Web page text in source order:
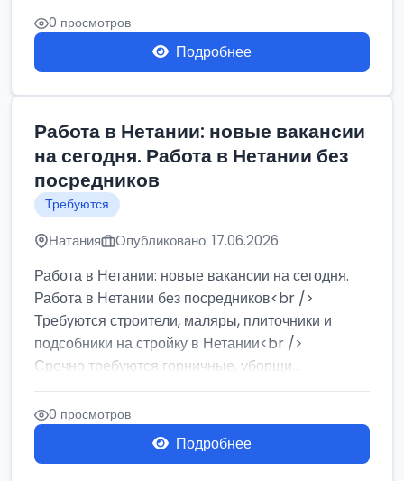
0 просмотров
Подробнее
Работа в Нетании: новые вакансии
на сегодня. Работа в Нетании без
посредников
Требуются
Натания Опубликовано: 17.06.2026
Работа в Нетании: новые вакансии на сегодня.
Работа в Нетании без посредников<br />
Требуются строители, маляры, плиточники и
подсобники на стройку в Нетании<br />
Срочно требуются горничные, уборщи...
0 просмотров
Подробнее